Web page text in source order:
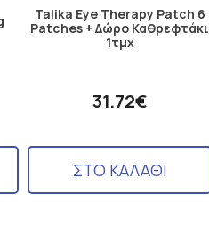
Talika Eye Therapy Patch 6
Patches + Δώρο Καθρεφτάκι
1τμχ
31.72€
ΣΤΟ ΚΑΛΑΘΙ